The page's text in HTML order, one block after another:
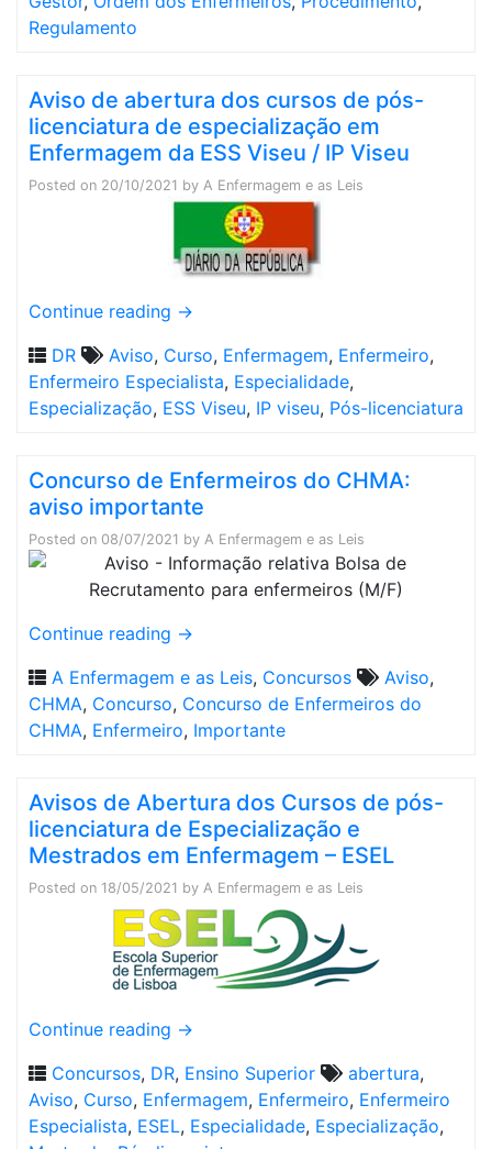
Regulamento
Aviso de abertura dos cursos de pós-
licenciatura de especialização em
Enfermagem da ESS Viseu / IP Viseu
Posted on 20/10/2021 by A Enfermagem e as Leis
Continue reading →
DR
Aviso, Curso, Enfermagem, Enfermeiro,
Enfermeiro Especialista, Especialidade,
Especialização, ESS Viseu, IP viseu, Pós-licenciatura
Concurso de Enfermeiros do CHMA:
aviso importante
Posted on 08/07/2021 by A Enfermagem e as Leis
Continue reading →
A Enfermagem e as Leis, Concursos Aviso,
CHMA, Concurso, Concurso de Enfermeiros do
CHMA, Enfermeiro, Importante
Avisos de Abertura dos Cursos de pós-
licenciatura de Especialização e
Mestrados em Enfermagem – ESEL
Posted on 18/05/2021 by A Enfermagem e as Leis
Continue reading →
Concursos, DR, Ensino Superior abertura,
Aviso, Curso, Enfermagem, Enfermeiro, Enfermeiro
Especialista, ESEL, Especialidade, Especialização,